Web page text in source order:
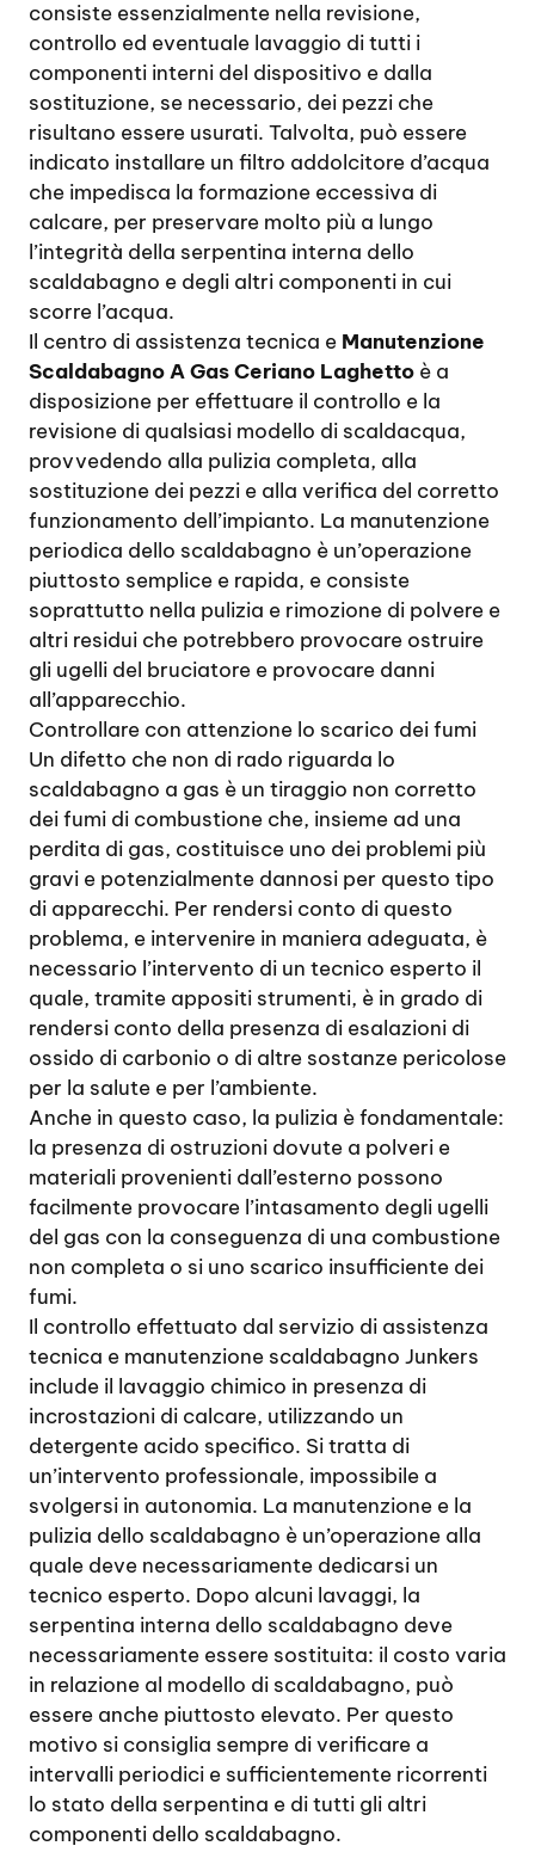
consiste essenzialmente nella revisione,
controllo ed eventuale lavaggio di tutti i
componenti interni del dispositivo e dalla
sostituzione, se necessario, dei pezzi che
risultano essere usurati. Talvolta, può essere
indicato installare un filtro addolcitore d’acqua
che impedisca la formazione eccessiva di
calcare, per preservare molto più a lungo
l’integrità della serpentina interna dello
scaldabagno e degli altri componenti in cui
scorre l’acqua.
Il centro di assistenza tecnica e Manutenzione
Scaldabagno A Gas Ceriano Laghetto è a
disposizione per effettuare il controllo e la
revisione di qualsiasi modello di scaldacqua,
provvedendo alla pulizia completa, alla
sostituzione dei pezzi e alla verifica del corretto
funzionamento dell’impianto. La manutenzione
periodica dello scaldabagno è un’operazione
piuttosto semplice e rapida, e consiste
soprattutto nella pulizia e rimozione di polvere e
altri residui che potrebbero provocare ostruire
gli ugelli del bruciatore e provocare danni
all’apparecchio.
Controllare con attenzione lo scarico dei fumi
Un difetto che non di rado riguarda lo
scaldabagno a gas è un tiraggio non corretto
dei fumi di combustione che, insieme ad una
perdita di gas, costituisce uno dei problemi più
gravi e potenzialmente dannosi per questo tipo
di apparecchi. Per rendersi conto di questo
problema, e intervenire in maniera adeguata, è
necessario l’intervento di un tecnico esperto il
quale, tramite appositi strumenti, è in grado di
rendersi conto della presenza di esalazioni di
ossido di carbonio o di altre sostanze pericolose
per la salute e per l’ambiente.
Anche in questo caso, la pulizia è fondamentale:
la presenza di ostruzioni dovute a polveri e
materiali provenienti dall’esterno possono
facilmente provocare l’intasamento degli ugelli
del gas con la conseguenza di una combustione
non completa o si uno scarico insufficiente dei
fumi.
Il controllo effettuato dal servizio di assistenza
tecnica e manutenzione scaldabagno Junkers
include il lavaggio chimico in presenza di
incrostazioni di calcare, utilizzando un
detergente acido specifico. Si tratta di
un’intervento professionale, impossibile a
svolgersi in autonomia. La manutenzione e la
pulizia dello scaldabagno è un’operazione alla
quale deve necessariamente dedicarsi un
tecnico esperto. Dopo alcuni lavaggi, la
serpentina interna dello scaldabagno deve
necessariamente essere sostituita: il costo varia
in relazione al modello di scaldabagno, può
essere anche piuttosto elevato. Per questo
motivo si consiglia sempre di verificare a
intervalli periodici e sufficientemente ricorrenti
lo stato della serpentina e di tutti gli altri
componenti dello scaldabagno.